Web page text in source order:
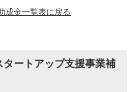
成金一覧表に戻る
タートアップ支援事業補